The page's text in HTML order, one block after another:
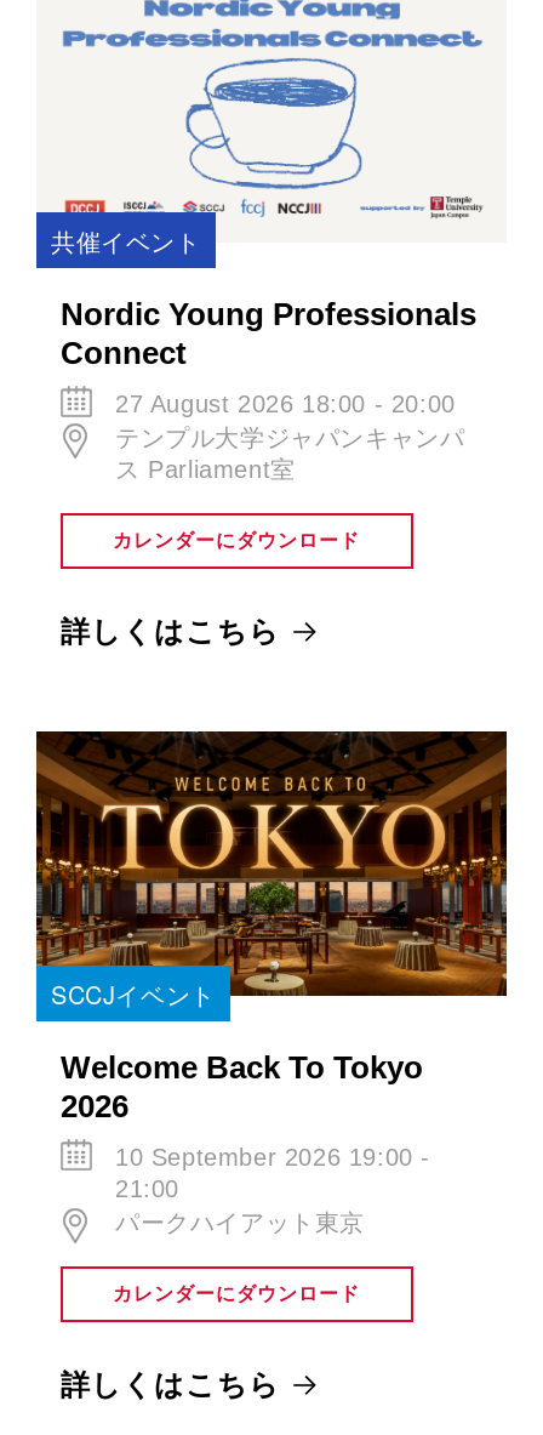
共催イベント
Nordic Young Professionals
Connect
27 August 2026 18:00 - 20:00
テンプル大学ジャパンキャンパ
ス Parliament室
カレンダーにダウンロード
詳しくはこちら
SCCJイベント
Welcome Back To Tokyo
2026
10 September 2026 19:00 -
21:00
パークハイアット東京
カレンダーにダウンロード
詳しくはこちら